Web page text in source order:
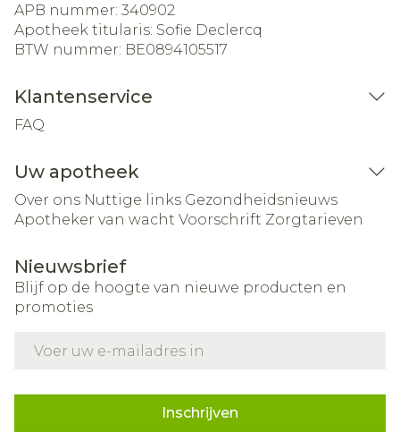
APB nummer: 340902
Apotheek titularis: Sofie Declercq
BTW nummer: BE0894105517
Klantenservice
FAQ
Uw apotheek
Over ons Nuttige links Gezondheidsnieuws
Apotheker van wacht Voorschrift Zorgtarieven
Nieuwsbrief
Blijf op de hoogte van nieuwe producten en
promoties
Inschrijven